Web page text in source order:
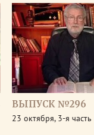
ВЫПУСК №296
23 октября, 3-я часть